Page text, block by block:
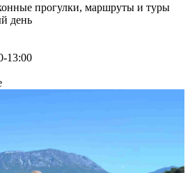
прогулки, маршруты и туры
день
13:00